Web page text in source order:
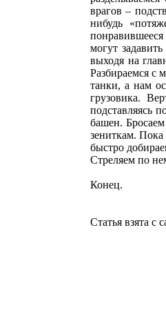
врагов –
нибудь
могут
выходя на
Разбираемся с
танки, а нам
грузовика.
подставляясь
башен.
зениткам.
быстро
Стреляем по
Конец.
Статья взята с